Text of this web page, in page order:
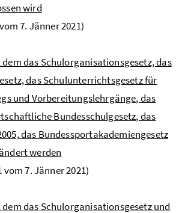
wird
7. Jänner 2021)
das Schulorganisationsgesetz, das
das Schulunterrichtsgesetz für
und Vorbereitungslehrgänge, das
Bundesschulgesetz, das
das Bundessportakademiengesetz
werden
vom 7. Jänner 2021)
das Schulorganisationsgesetz und